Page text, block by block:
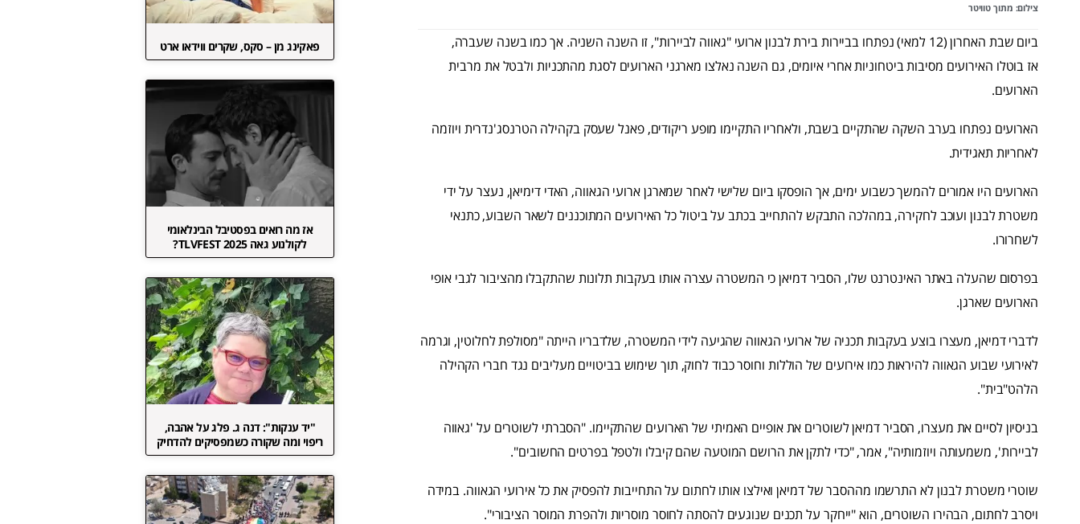
צילום: מתוך טוויטר
ביום שבת האחרון (12 למאי) נפתחו בביירות בירת לבנון ארועי "גאווה לביירות", זו השנה השניה. אך כמו בשנה שעברה,
אז בוטלו האירועים מסיבות ביטחוניות אחרי איומים, גם השנה נאלצו מארגני הארועים לסגת מהתכניות ולבטל את מרבית
הארועים.
הארועים נפתחו בערב השקה שהתקיים בשבת, ולאחריו התקיימו מופע ריקודים, פאנל שעסק בקהילה הטרנסג'נדרית ויוזמה
לאחריות תאגידית.
הארועים היו אמורים להמשך כשבוע ימים, אך הופסקו ביום שלישי לאחר שמארגן ארועי הגאווה, האדי דימיאן, נעצר על ידי
משטרת לבנון ועוכב לחקירה, במהלכה התבקש להתחייב בכתב על ביטול כל האירועים המתוכננים לשאר השבוע, כתנאי
לשחרורו.
בפרסום שהעלה באתר האינטרנט שלו, הסביר דמיאן כי המשטרה עצרה אותו בעקבות תלונות שהתקבלו מהציבור לגבי אופי
הארועים שארגן.
לדברי דמיאן, מעצרו בוצע בעקבות תכניה של ארועי הגאווה שהגיעה לידי המשטרה, שלדבריו הייתה "מסולפת לחלוטין, וגרמה
לאירועי שבוע הגאווה להיראות כמו אירועים של הוללות וחוסר כבוד לחוק, תוך שימוש בביטויים מעליבים נגד חברי הקהילה
הלהט"בית".
בניסיון לסיים את מעצרו, הסביר דמיאן לשוטרים את אופיים האמיתי של הארועים שהתקיימו. "הסברתי לשוטרים על 'גאווה
לביירות', משמעותה ויוזמותיה", אמר, "כדי לתקן את הרושם המוטעה שהם קיבלו ולטפל בפרטים החשובים".
שוטרי משטרת לבנון לא התרשמו מההסבר של דמיאן ואילצו אותו לחתום על התחייבות להפסיק את כל אירועי הגאווה. במידה
ויסרב לחתום, הבהירו השוטרים, הוא "ייחקר על תכנים שנוגעים להסתה לחוסר מוסריות ולהפרת המוסר הציבורי".
פאקינג מן – סקס, שקרים ווידאו ארט
אז מה רואים בפסטיבל הבינלאומי
לקולנוע גאה TLVFEST 2025?
"יד ענקות": דנה ג. פלג על אהבה,
ריפוי ומה שקורה כשמפסיקים להדחיק